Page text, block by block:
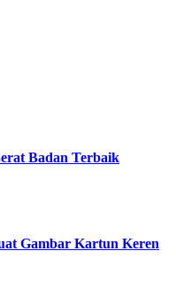
Badan Terbaik
Gambar Kartun Keren